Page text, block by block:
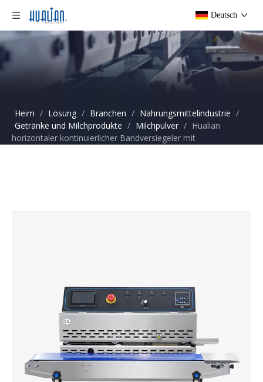
Deutsch
Heim / Lösung / Branchen / Nahrungsmittelindustrie /
Getränke und Milchprodukte / Milchpulver / Hualian
horizontaler kontinuierlicher Bandversiegeler mit